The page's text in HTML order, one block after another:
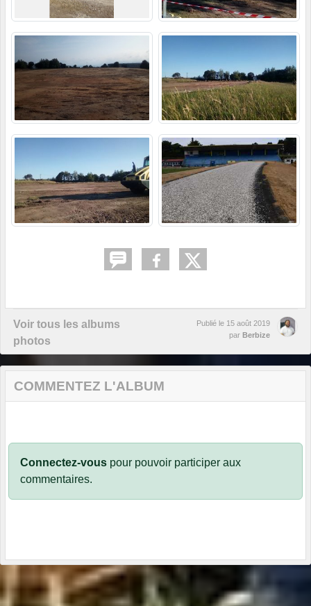
Voir tous les albums
photos
Publié le 15 août 2019
par Berbize
COMMENTEZ L'ALBUM
Connectez-vous pour pouvoir participer aux
commentaires.